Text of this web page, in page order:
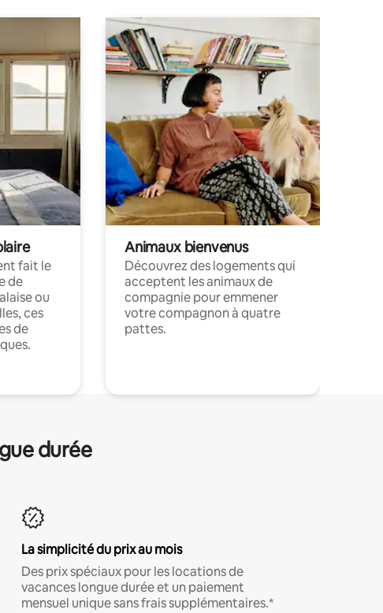
fait le
de
ou
ces
de
Animaux bienvenus
Découvrez des logements qui
acceptent les animaux de
compagnie pour emmener
votre compagnon à quatre
pattes.
durée
La simplicité du prix au mois
Des prix spéciaux pour les locations de
vacances longue durée et un paiement
mensuel unique sans frais supplémentaires.*